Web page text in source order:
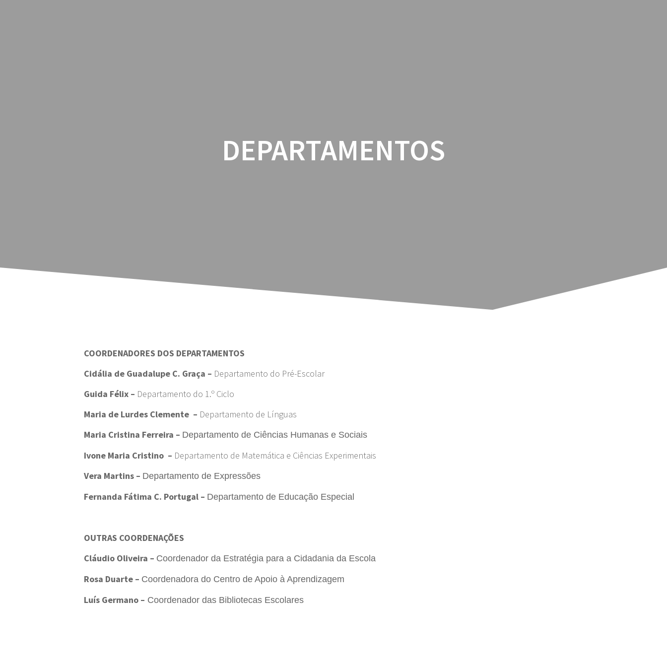
DEPARTAMENTOS
COORDENADORES DOS DEPARTAMENTOS
Cidália de Guadalupe C. Graça – Departamento do Pré-Escolar
Guida Félix – Departamento do 1.º Ciclo
Maria de Lurdes Clemente – Departamento de Línguas
Maria Cristina Ferreira – Departamento de Ciências Humanas e Sociais
Ivone Maria Cristino – Departamento de Matemática e Ciências Experimentais
Vera Martins – Departamento de Expressões
Fernanda Fátima C. Portugal – Departamento de Educação Especial
OUTRAS COORDENAÇÕES
Cláudio Oliveira – Coordenador da Estratégia para a Cidadania da Escola
Rosa Duarte – Coordenadora do Centro de Apoio à Aprendizagem
Luís Germano – Coordenador das Bibliotecas Escolares